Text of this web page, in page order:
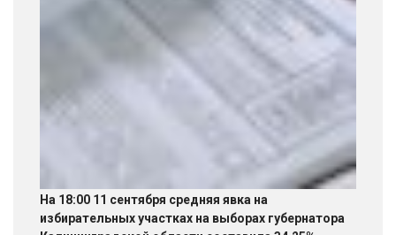
На 18:00 11 сентября средняя явка на
избирательных участках на выборах губернатора